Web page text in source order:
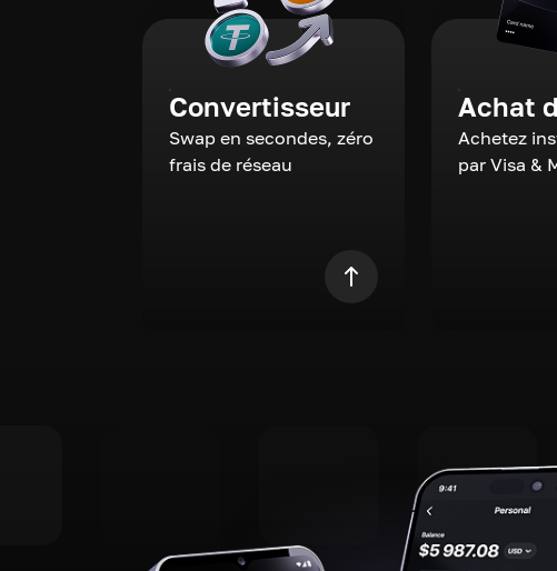
Convertisseur
Swap en secondes, zéro
frais de réseau
Achat
Achetez
par Visa &